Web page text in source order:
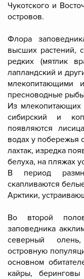
Чукотского и
островов.
Флора
высших растений,
редких (мятлик
лапландский и
млекопитающими
пресноводные рыбы
Из млекопитающих
сибирский и
появляются
водах у побережья
лахтак, изредка
белуха, на пляжах
В период
скапливаются
Арктики,
Во второй
заповедника
северный
островную
основном
кайры,